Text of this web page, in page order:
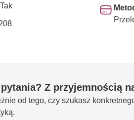
Z przyjemnością
od tego, czy szukasz